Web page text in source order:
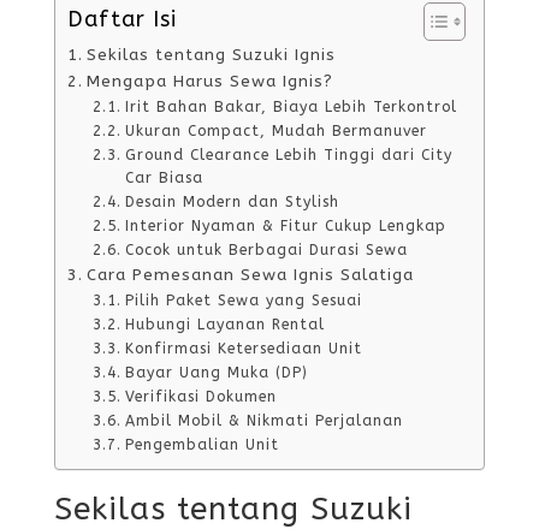
Daftar Isi
Sekilas tentang Suzuki Ignis
Mengapa Harus Sewa Ignis?
Irit Bahan Bakar, Biaya Lebih Terkontrol
Ukuran Compact, Mudah Bermanuver
Ground Clearance Lebih Tinggi dari City
Car Biasa
Desain Modern dan Stylish
Interior Nyaman & Fitur Cukup Lengkap
Cocok untuk Berbagai Durasi Sewa
Cara Pemesanan Sewa Ignis Salatiga
Pilih Paket Sewa yang Sesuai
Hubungi Layanan Rental
Konfirmasi Ketersediaan Unit
Bayar Uang Muka (DP)
Verifikasi Dokumen
Ambil Mobil & Nikmati Perjalanan
Pengembalian Unit
Sekilas tentang Suzuki